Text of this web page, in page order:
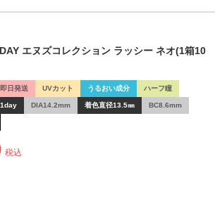
エヌズコレクション ラッシー ネオ(1箱10
即日発送 UVカット うるおい成分 ハーフ瞳
1day DIA14.2mm 着色直径13.5㎜ BC8.6mm
税込